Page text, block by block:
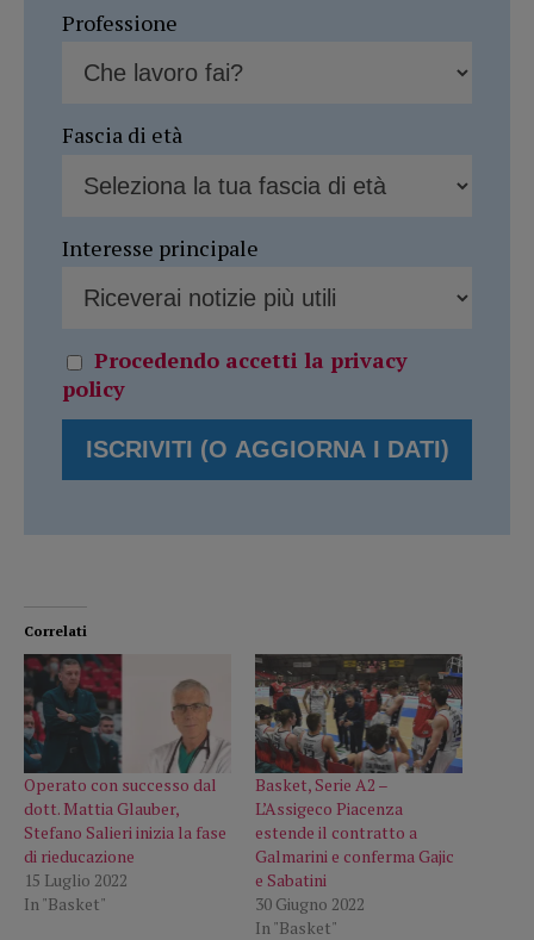
Professione
Fascia di età
Interesse principale
Procedendo accetti la privacy
policy
Correlati
Operato con successo dal
dott. Mattia Glauber,
Stefano Salieri inizia la fase
di rieducazione
15 Luglio 2022
In "Basket"
Basket, Serie A2 –
L’Assigeco Piacenza
estende il contratto a
Galmarini e conferma Gajic
e Sabatini
30 Giugno 2022
In "Basket"